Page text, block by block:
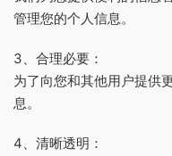
管理您的个人信息。
3、合理必要：
为了向您和其他用户提供
息。
4、清晰透明：